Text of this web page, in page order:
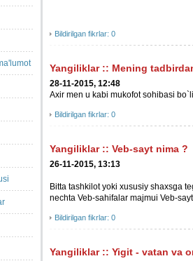
Bildirilgan fikrlar: 0
Yangiliklar:: Mening
28-11-2015, 12:48
Axir men u kabi mukofot sohibasi
Bildirilgan fikrlar: 0
Yangiliklar:: Veb-sayt nima ?
26-11-2015, 13:13
Bitta tashkilot yoki xususiy shaxsga
nechta Veb-sahifalar majmui Veb-
Bildirilgan fikrlar: 0
Yangiliklar:: Yigit - vatan va